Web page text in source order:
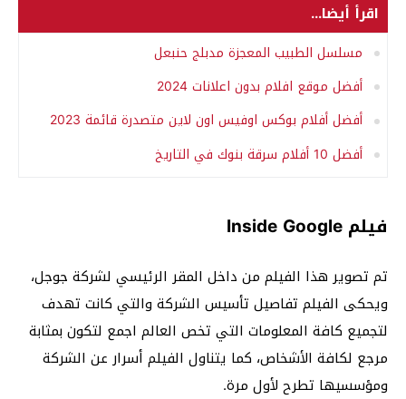
اقرأ أيضا...
مسلسل الطبيب المعجزة مدبلج حنبعل
أفضل موقع افلام بدون اعلانات 2024
أفضل أفلام بوكس اوفيس اون لاين متصدرة قائمة 2023
أفضل 10 أفلام سرقة بنوك في التاريخ
فيلم Inside Google
تم تصوير هذا الفيلم من داخل المقر الرئيسي لشركة جوجل،
ويحكى الفيلم تفاصيل تأسيس الشركة والتي كانت تهدف
لتجميع كافة المعلومات التي تخص العالم اجمع لتكون بمثابة
مرجع لكافة الأشخاص، كما يتناول الفيلم أسرار عن الشركة
ومؤسسيها تطرح لأول مرة.